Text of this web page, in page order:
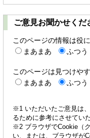
ご意見お聞かせくだ
このページの情報は役
まあまあ
ふつう
このページは見つけや
まあまあ
ふつう
※1 いただいたご意見は
るために参考にさせてい
※2 ブラウザでCookie（
い、または、ブラウザが